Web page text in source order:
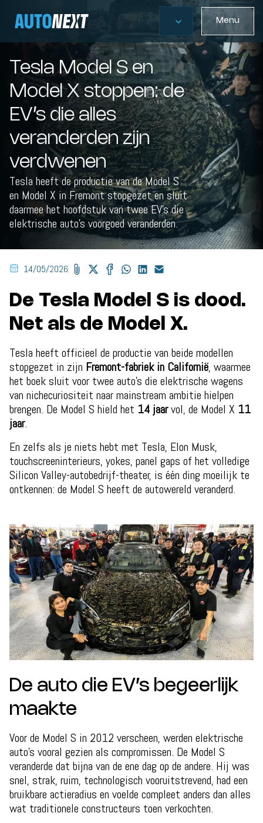
Menu
Tesla Model S en
Model X stoppen: de
EV’s die alles
veranderden zijn
verdwenen
Tesla heeft de productie van de Model S
en Model X in Fremont stopgezet en sluit
daarmee het hoofdstuk van twee EV’s die
elektrische auto’s voorgoed veranderden.
14/05/2026
De Tesla Model S is dood.
Net als de Model X.
Tesla heeft officieel de productie van beide modellen
stopgezet in zijn Fremont-fabriek in Californië, waarmee
het boek sluit voor twee auto’s die elektrische wagens
van nichecuriositeit naar mainstream ambitie hielpen
brengen. De Model S hield het 14 jaarvol, de Model X 11
jaar.
En zelfs als je niets hebt met Tesla, Elon Musk,
touchscreeninterieurs, yokes, panel gaps of het volledige
Silicon Valley-autobedrijf-theater, is één ding moeilijk te
ontkennen: de Model S heeft de autowereld veranderd.
De auto die EV’s begeerlijk
maakte
Voor de Model S in 2012 verscheen, werden elektrische
auto’s vooral gezien als compromissen. De Model S
veranderde dat bijna van de ene dag op de andere. Hij was
snel, strak, ruim, technologisch vooruitstrevend, had een
bruikbare actieradius en voelde compleet anders dan alles
wat traditionele constructeurs toen verkochten.